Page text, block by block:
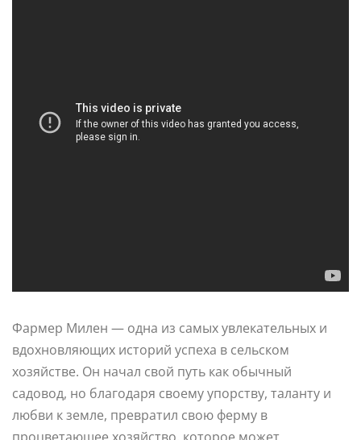
Фармер Милен — одна из самых увлекательных и
вдохновляющих историй успеха в сельском
хозяйстве. Он начал свой путь как обычный
садовод, но благодаря своему упорству, таланту и
любви к земле, превратил свою ферму в